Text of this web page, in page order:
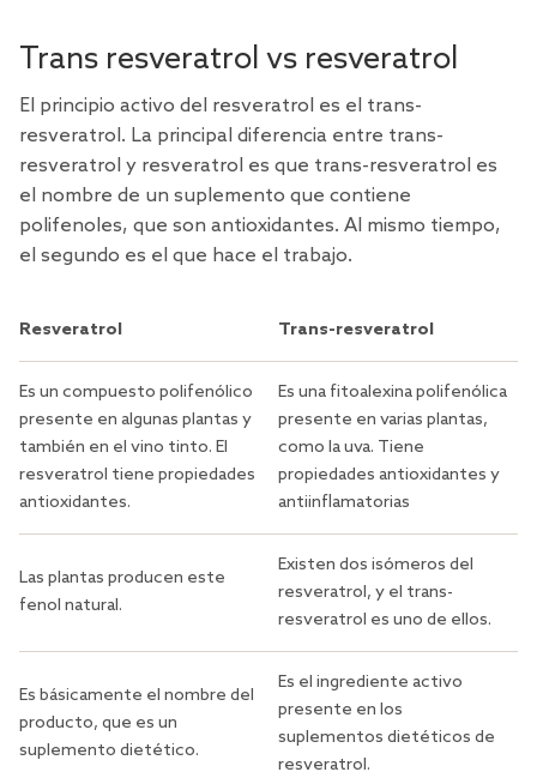
Trans resveratrol vs resveratrol
El principio activo del resveratrol es el trans-
resveratrol. La principal diferencia entre trans-
resveratrol y resveratrol es que trans-resveratrol es
el nombre de un suplemento que contiene
polifenoles, que son antioxidantes. Al mismo tiempo,
el segundo es el que hace el trabajo.
Resveratrol Trans-resveratrol
Es un compuesto polifenólico
presente en algunas plantas y
también en el vino tinto. El
resveratrol tiene propiedades
antioxidantes.
Es una fitoalexina polifenólica
presente en varias plantas,
como la uva. Tiene
propiedades antioxidantes y
antiinflamatorias
Las plantas producen este
fenol natural.
Existen dos isómeros del
resveratrol, y el trans-
resveratrol es uno de ellos.
Es básicamente el nombre del
producto, que es un
suplemento dietético.
Es el ingrediente activo
presente en los
suplementos dietéticos de
resveratrol.